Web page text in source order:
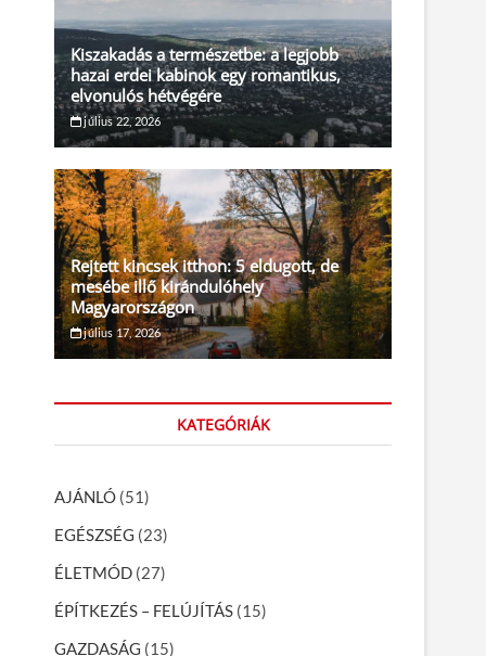
Kiszakadás a természetbe: a legjobb
hazai erdei kabinok egy romantikus,
elvonulós hétvégére
július 22, 2026
Rejtett kincsek itthon: 5 eldugott, de
mesébe illő kirándulóhely
Magyarországon
július 17, 2026
KATEGÓRIÁK
AJÁNLÓ (51)
EGÉSZSÉG (23)
ÉLETMÓD (27)
ÉPÍTKEZÉS – FELÚJÍTÁS (15)
GAZDASÁG (15)